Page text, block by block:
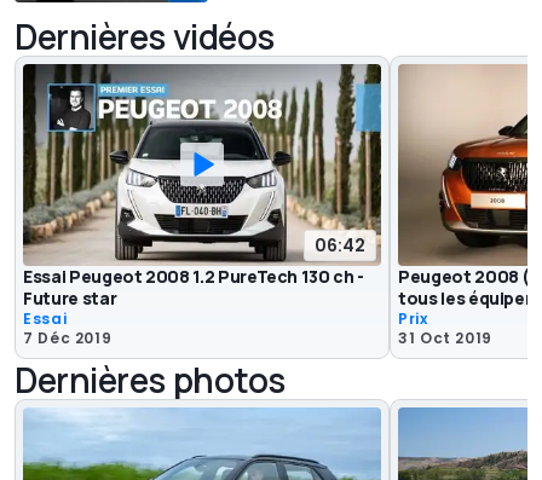
Dernières vidéos
06:42
Essai Peugeot 2008 1.2 PureTech 130 ch -
Future star
Essai
7 Déc 2019
Peugeot 2008
tous les
Prix
31 Oct 2019
Dernières photos